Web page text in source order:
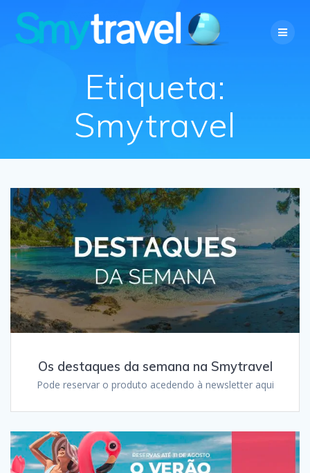
to
content
Etiqueta:
Smytravel
Os destaques da semana na Smytravel
Pode reservar o produto acedendo à newsletter aqui